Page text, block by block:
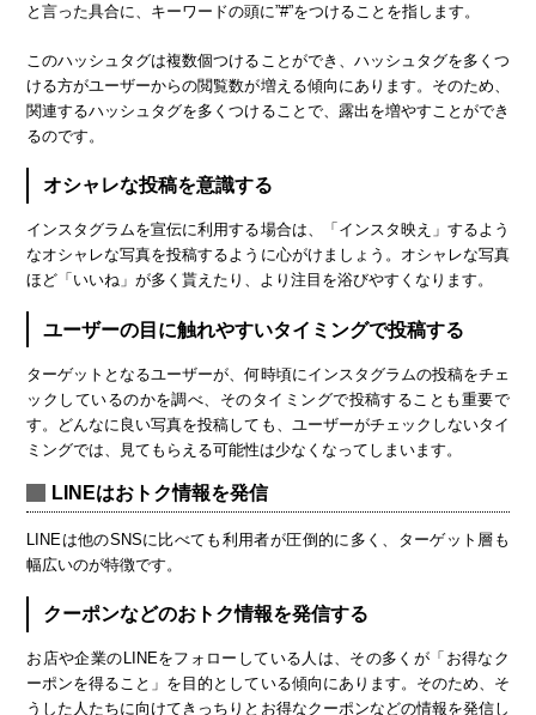
と言った具合に、キーワードの頭に”#”をつけることを指します。
このハッシュタグは複数個つけることができ、ハッシュタグを多くつ
ける方がユーザーからの閲覧数が増える傾向にあります。そのため、
関連するハッシュタグを多くつけることで、露出を増やすことができ
るのです。
オシャレな投稿を意識する
インスタグラムを宣伝に利用する場合は、「インスタ映え」するよう
なオシャレな写真を投稿するように心がけましょう。オシャレな写真
ほど「いいね」が多く貰えたり、より注目を浴びやすくなります。
ユーザーの目に触れやすいタイミングで投稿する
ターゲットとなるユーザーが、何時頃にインスタグラムの投稿をチェ
ックしているのかを調べ、そのタイミングで投稿することも重要で
す。どんなに良い写真を投稿しても、ユーザーがチェックしないタイ
ミングでは、見てもらえる可能性は少なくなってしまいます。
LINEはおトク情報を発信
LINEは他のSNSに比べても利用者が圧倒的に多く、ターゲット層も
幅広いのが特徴です。
クーポンなどのおトク情報を発信する
お店や企業のLINEをフォローしている人は、その多くが「お得なク
ーポンを得ること」を目的としている傾向にあります。そのため、そ
うした人たちに向けてきっちりとお得なクーポンなどの情報を発信し